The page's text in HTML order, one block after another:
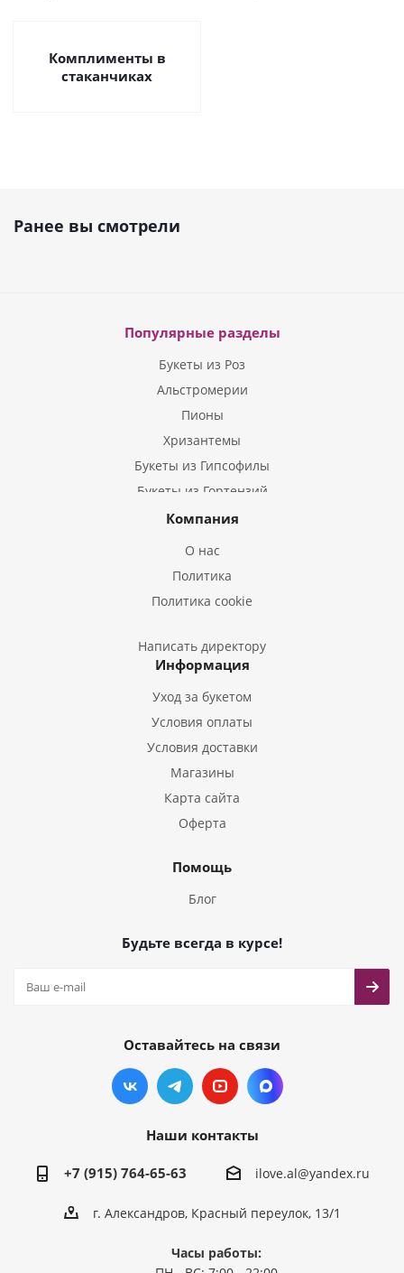
Комплименты в
стаканчиках
Ранее вы смотрели
Популярные разделы
Букеты из Роз
Альстромерии
Пионы
Хризантемы
Букеты из Гипсофилы
Букеты из Гортензий
Букеты из Ирисов
Букеты из Эустом
Букеты из Гладиолусов
Букеты из Тюльпанов
Компания
О нас
Политика
Политика cookie
Написать директору
Информация
Уход за букетом
Условия оплаты
Условия доставки
Магазины
Карта сайта
Оферта
Помощь
Блог
Будьте всегда в курсе!
Оставайтесь на связи
Наши контакты
+7 (915) 764-65-63 ilove.al@yandex.ru
г. Александров, Красный переулок, 13/1
Часы работы: